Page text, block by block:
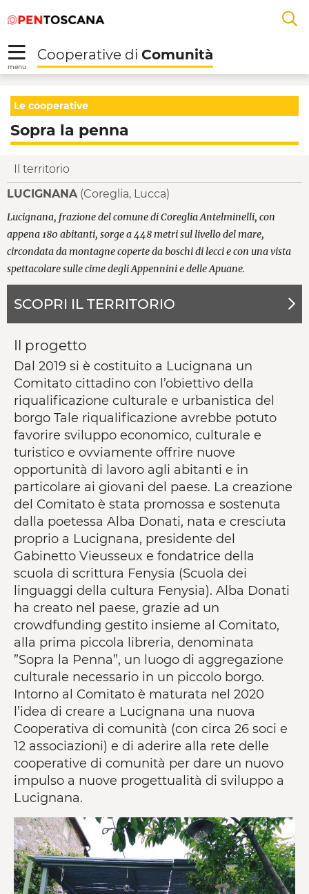
Skip to Main Content
alal
menu
Cooperative di Comunità
Sopra la penna -
Le cooperative
Sopra la penna
Il territorio
LUCIGNANA (Coreglia, Lucca)
Lucignana, frazione del comune di Coreglia Antelminelli, con
appena 180 abitanti, sorge a 448 metri sul livello del mare,
circondata da montagne coperte da boschi di lecci e con una vista
spettacolare sulle cime degli Appennini e delle Apuane.
SCOPRI IL TERRITORIO
Il progetto
Dal 2019 si è costituito a Lucignana un
Comitato cittadino con l’obiettivo della
riqualificazione culturale e urbanistica del
borgo Tale riqualificazione avrebbe potuto
favorire sviluppo economico, culturale e
turistico e ovviamente offrire nuove
opportunità di lavoro agli abitanti e in
particolare ai giovani del paese. La creazione
del Comitato è stata promossa e sostenuta
dalla poetessa Alba Donati, nata e cresciuta
proprio a Lucignana, presidente del
Gabinetto Vieusseux e fondatrice della
scuola di scrittura Fenysia (Scuola dei
linguaggi della cultura Fenysia). Alba Donati
ha creato nel paese, grazie ad un
crowdfunding gestito insieme al Comitato,
alla prima piccola libreria, denominata
”Sopra la Penna”, un luogo di aggregazione
culturale necessario in un piccolo borgo.
Intorno al Comitato è maturata nel 2020
l’idea di creare a Lucignana una nuova
Cooperativa di comunità (con circa 26 soci e
12 associazioni) e di aderire alla rete delle
cooperative di comunità per dare un nuovo
impulso a nuove progettualità di sviluppo a
Lucignana.